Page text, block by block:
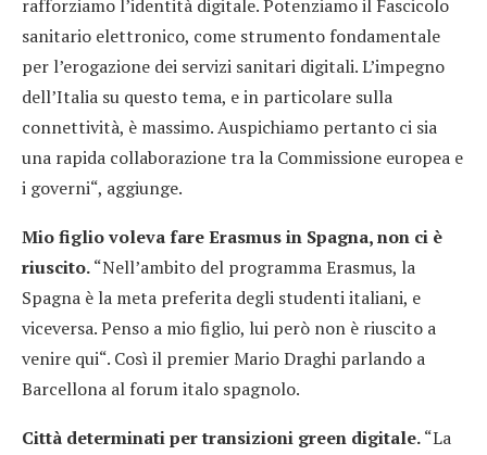
rafforziamo l’identità digitale. Potenziamo il Fascicolo
sanitario elettronico, come strumento fondamentale
per l’erogazione dei servizi sanitari digitali. L’impegno
dell’Italia su questo tema, e in particolare sulla
connettività, è massimo. Auspichiamo pertanto ci sia
una rapida collaborazione tra la Commissione europea e
i governi“, aggiunge.
Mio figlio voleva fare Erasmus in Spagna, non ci è
riuscito.“Nell’ambito del programma Erasmus, la
Spagna è la meta preferita degli studenti italiani, e
viceversa. Penso a mio figlio, lui però non è riuscito a
venire qui“. Così il premier Mario Draghi parlando a
Barcellona al forum italo spagnolo.
Città determinati per transizioni green digitale.“La